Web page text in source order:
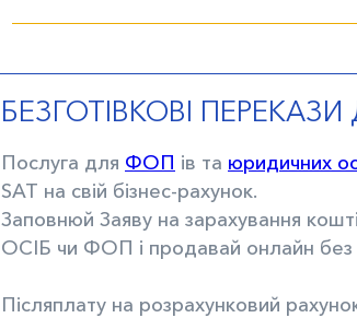
БЕЗГОТІВКОВІ
Послуга для ФОП ів та юридичних
SAT на свій бізнес-рахунок.
Заповнюй Заяву на зарахування
ОСІБ чи ФОП і продавай онлайн без
Післяплату на розрахунковий